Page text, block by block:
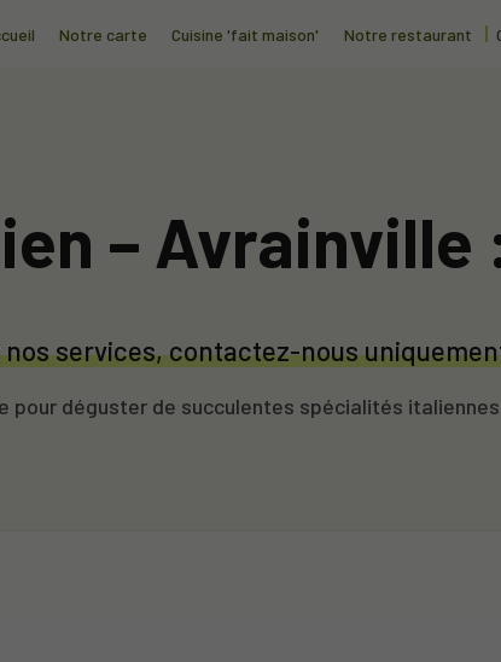
Notre carte Cuisine 'fait maison' Notre restaurant
– Avrainville
services, contactez-nous
pour déguster de succulentes spécialités